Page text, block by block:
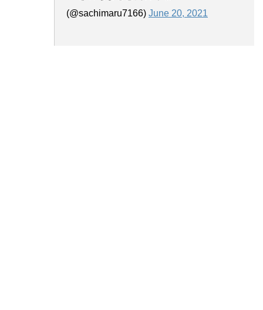
(@sachimaru7166) June 20, 2021